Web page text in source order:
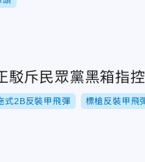
駁斥民眾黨黑箱指控
式2B反裝甲飛彈 標槍反裝甲飛